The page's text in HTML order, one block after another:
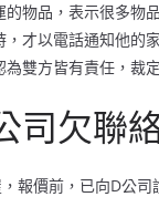
物品，表示很多物
才以電話通知他的
雙方皆有責任，裁
司欠聯
報價前，已向D公